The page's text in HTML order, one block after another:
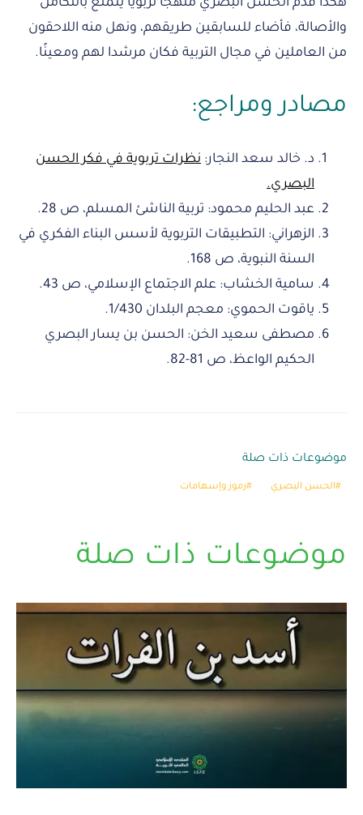
والأصالة، فأضاء للسابقين طريقهم، ونهل منه اللاحقون
من العاملين في مجال التربية فكان مرشدا لهم ومعينًا.
مصادر ومراجع:
د. خالد سعد النجار: نظرات تربوية في فكر الحسن
البصري.
عبد الحليم محمود: تربية الناشئ المسلم، ص 28.
الزهراني: التطبيقات التربوية لأسس البناء الفكري في
السنة النبوية، ص 168.
سامية الخشاب: علم الاجتماع الإسلامي، ص 43.
ياقوت الحموي: معجم البلدان 1/430.
مصطفى سعيد الخن: الحسن بن يسار البصري
الحكيم الواعظ، ص 81-82.
موضوعات ذات صلة
الحسن البصري رموز وإسهامات
موضوعات ذات صلة